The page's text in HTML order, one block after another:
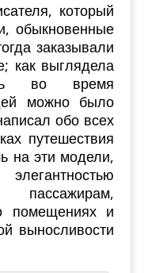
который
обыкновенные
заказывали
как выглядела
во время
можно было
обо всех
путешествия
на эти модели,
пассажирам,
помещениях и
выносливости